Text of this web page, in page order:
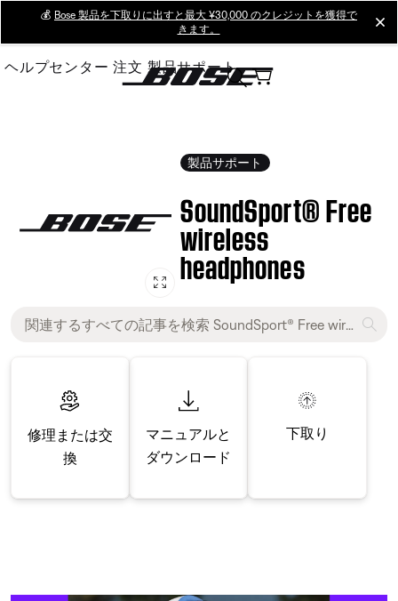
Main
💰 Bose 製品を下取りに出すと最大 ¥30,000 のクレジットを獲得で
きます。
ヘルプセンター 注文 製品サポート
製品サポート
SoundSport® Free
wireless
headphones
修理または交
換
マニュアルと
ダウンロード
下取り